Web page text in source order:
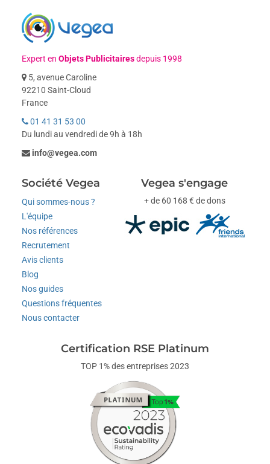
Expert enObjets Publicitairesdepuis 1998
5, avenue Caroline
92210 Saint-Cloud
France
01 41 31 53 00
Du lundi au vendredi de 9h à 18h
info@vegea.com
Société Vegea
Qui sommes-nous ?
L'équipe
Nos références
Recrutement
Avis clients
Blog
Nos guides
Questions fréquentes
Nous contacter
Vegea s'engage
+ de 60 168 € de dons
Certification RSE Platinum
TOP 1% des entreprises 2023